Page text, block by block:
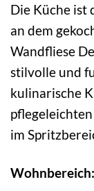
Die Küche ist
an dem
Wandfliese
stilvolle und
kulinarische
im